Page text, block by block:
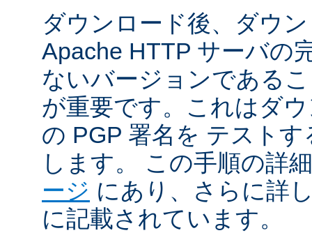
ダウンロード後、ダウ
Apache HTTP サーバの
ないバージョンである
が重要です。これはダ
の PGP 署名を テスト
します。 この手順の詳
ージ にあり、さらに詳
に記載されています。